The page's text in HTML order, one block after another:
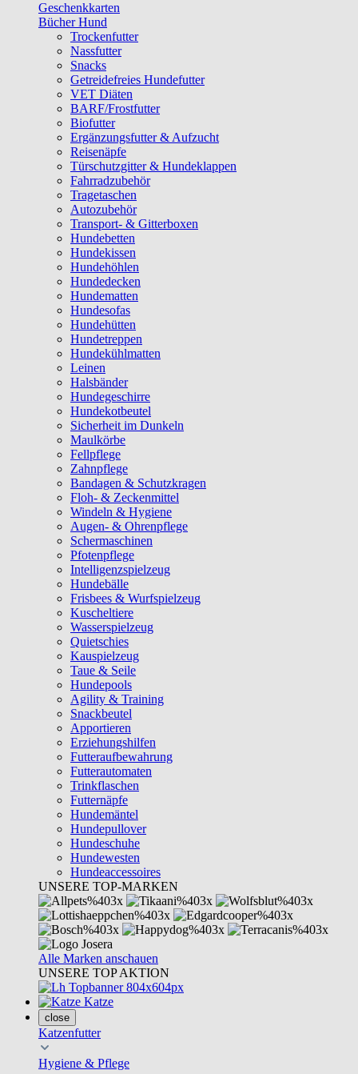
Geschenkkarten
Bücher Hund
Trockenfutter
Nassfutter
Snacks
Getreidefreies Hundefutter
VET Diäten
BARF/Frostfutter
Biofutter
Ergänzungsfutter & Aufzucht
Reisenäpfe
Türschutzgitter & Hundeklappen
Fahrradzubehör
Tragetaschen
Autozubehör
Transport- & Gitterboxen
Hundebetten
Hundekissen
Hundehöhlen
Hundedecken
Hundematten
Hundesofas
Hundehütten
Hundetreppen
Hundekühlmatten
Leinen
Halsbänder
Hundegeschirre
Hundekotbeutel
Sicherheit im Dunkeln
Maulkörbe
Fellpflege
Zahnpflege
Bandagen & Schutzkragen
Floh- & Zeckenmittel
Windeln & Hygiene
Augen- & Ohrenpflege
Schermaschinen
Pfotenpflege
Intelligenzspielzeug
Hundebälle
Frisbees & Wurfspielzeug
Kuscheltiere
Wasserspielzeug
Quietschies
Kauspielzeug
Taue & Seile
Hundepools
Agility & Training
Snackbeutel
Apportieren
Erziehungshilfen
Futteraufbewahrung
Futterautomaten
Trinkflaschen
Futternäpfe
Hundemäntel
Hundepullover
Hundeschuhe
Hundewesten
Hundeaccessoires
UNSERE TOP-MARKEN
Alle Marken anschauen
UNSERE TOP AKTION
Katze
close
Katzenfutter
Hygiene & Pflege